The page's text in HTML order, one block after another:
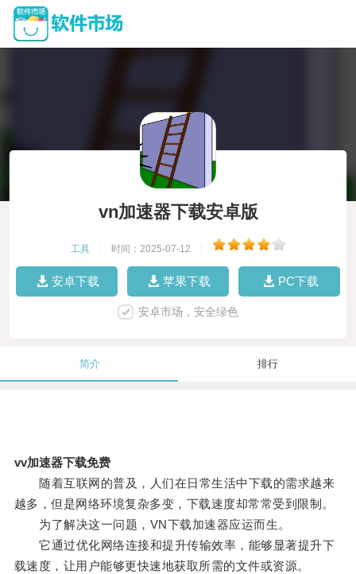
vn加速器下载安卓版
工具 时间：2025-07-12
安卓下载 苹果下载 PC下载
安卓市场，安全绿色
简介 排行
vv加速器下载免费
随着互联网的普及，人们在日常生活中下载的需求越来
越多，但是网络环境复杂多变，下载速度却常常受到限制。
为了解决这一问题，VN下载加速器应运而生。
它通过优化网络连接和提升传输效率，能够显著提升下
载速度，让用户能够更快速地获取所需的文件或资源。